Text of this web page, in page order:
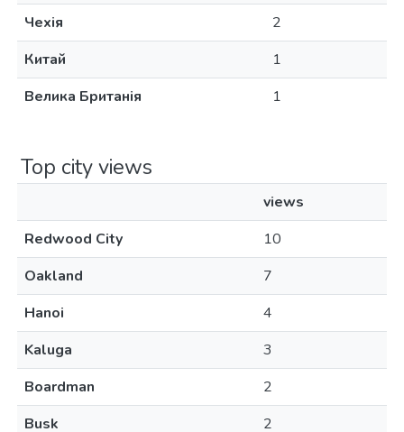
Чехія
2
Китай
1
Велика Британія
1
Top city views
views
Redwood City
10
Oakland
7
Hanoi
4
Kaluga
3
Boardman
2
Busk
2